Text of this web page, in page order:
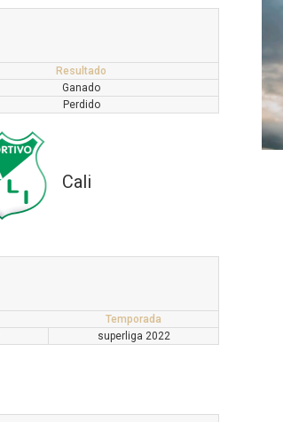
Resultado
Ganado
Perdido
Cali
Temporada
superliga 2022